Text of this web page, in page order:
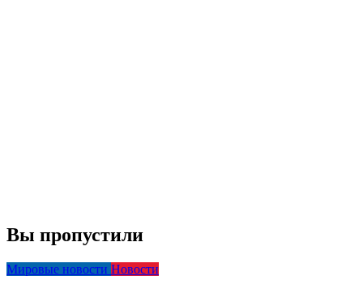
Вы пропустили
Мировые новости Новости